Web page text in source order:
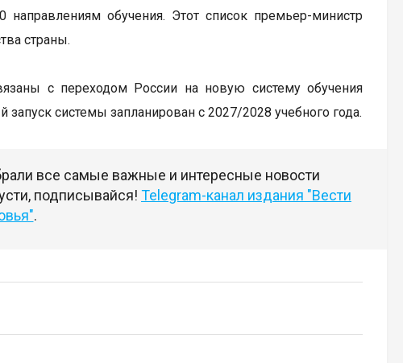
обучения. Этот список премьер-министр
страны.
с переходом России на новую систему обучения
системы запланирован с 2027/2028 учебного года.
все самые важные и интересные новости
подписывайся! Telegram-канал издания "Вести
.